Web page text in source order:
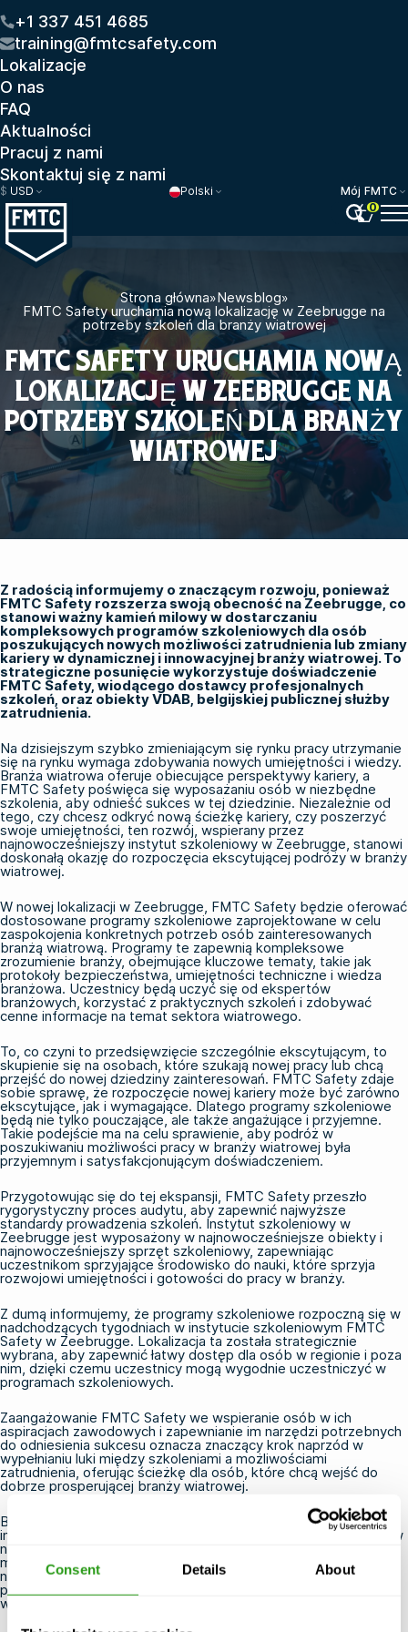
Consent Details About
+1 337 451 4685
training@fmtcsafety.com
Lokalizacje
O nas
FAQ
Aktualności
Pracuj z nami
Skontaktuj się z nami
$ USD Polski
Mój FMTC
0
Strona główna»Newsblog»
FMTC Safety uruchamia nową lokalizację w Zeebrugge na
potrzeby szkoleń dla branży wiatrowej
FMTC SAFETY URUCHAMIA NOWĄ
LOKALIZACJĘ W ZEEBRUGGE NA
POTRZEBY SZKOLEŃ DLA BRANŻY
WIATROWEJ
Z radością informujemy o znaczącym rozwoju, ponieważ
FMTC Safety rozszerza swoją obecność na Zeebrugge, co
stanowi ważny kamień milowy w dostarczaniu
kompleksowych programów szkoleniowych dla osób
poszukujących nowych możliwości zatrudnienia lub zmiany
kariery w dynamicznej i innowacyjnej branży wiatrowej. To
strategiczne posunięcie wykorzystuje doświadczenie
FMTC Safety, wiodącego dostawcy profesjonalnych
szkoleń, oraz obiekty VDAB, belgijskiej publicznej służby
zatrudnienia.
Na dzisiejszym szybko zmieniającym się rynku pracy utrzymanie
się na rynku wymaga zdobywania nowych umiejętności i wiedzy.
Branża wiatrowa oferuje obiecujące perspektywy kariery, a
FMTC Safety poświęca się wyposażaniu osób w niezbędne
szkolenia, aby odnieść sukces w tej dziedzinie. Niezależnie od
tego, czy chcesz odkryć nową ścieżkę kariery, czy poszerzyć
swoje umiejętności, ten rozwój, wspierany przez
najnowocześniejszy instytut szkoleniowy w Zeebrugge, stanowi
doskonałą okazję do rozpoczęcia ekscytującej podróży w branży
wiatrowej.
W nowej lokalizacji w Zeebrugge, FMTC Safety będzie oferować
dostosowane programy szkoleniowe zaprojektowane w celu
zaspokojenia konkretnych potrzeb osób zainteresowanych
branżą wiatrową. Programy te zapewnią kompleksowe
zrozumienie branży, obejmujące kluczowe tematy, takie jak
protokoły bezpieczeństwa, umiejętności techniczne i wiedza
branżowa. Uczestnicy będą uczyć się od ekspertów
branżowych, korzystać z praktycznych szkoleń i zdobywać
cenne informacje na temat sektora wiatrowego.
To, co czyni to przedsięwzięcie szczególnie ekscytującym, to
skupienie się na osobach, które szukają nowej pracy lub chcą
przejść do nowej dziedziny zainteresowań. FMTC Safety zdaje
sobie sprawę, że rozpoczęcie nowej kariery może być zarówno
ekscytujące, jak i wymagające. Dlatego programy szkoleniowe
będą nie tylko pouczające, ale także angażujące i przyjemne.
Takie podejście ma na celu sprawienie, aby podróż w
poszukiwaniu możliwości pracy w branży wiatrowej była
przyjemnym i satysfakcjonującym doświadczeniem.
Przygotowując się do tej ekspansji, FMTC Safety przeszło
rygorystyczny proces audytu, aby zapewnić najwyższe
standardy prowadzenia szkoleń. Instytut szkoleniowy w
Zeebrugge jest wyposażony w najnowocześniejsze obiekty i
najnowocześniejszy sprzęt szkoleniowy, zapewniając
uczestnikom sprzyjające środowisko do nauki, które sprzyja
rozwojowi umiejętności i gotowości do pracy w branży.
Z dumą informujemy, że programy szkoleniowe rozpoczną się w
nadchodzących tygodniach w instytucie szkoleniowym FMTC
Safety w Zeebrugge. Lokalizacja ta została strategicznie
wybrana, aby zapewnić łatwy dostęp dla osób w regionie i poza
nim, dzięki czemu uczestnicy mogą wygodnie uczestniczyć w
programach szkoleniowych.
Zaangażowanie FMTC Safety we wspieranie osób w ich
aspiracjach zawodowych i zapewnianie im narzędzi potrzebnych
do odniesienia sukcesu oznacza znaczący krok naprzód w
wypełnianiu luki między szkoleniami a możliwościami
zatrudnienia, oferując ścieżkę dla osób, które chcą wejść do
dobrze prosperującej branży wiatrowej.
Bądź na bieżąco z kolejnymi aktualizacjami i szczegółowymi
informacjami na temat programów szkoleniowych dostępnych w
nowej lokalizacji w Zeebrugge. Jesteśmy podekscytowani
możliwościami, jakie niesie ze sobą ten rozwój i z
niecierpliwością czekamy na wzmocnienie pozycji osób
posiadających umiejętności i wiedzę, aby rozwijać się w branży
wiatrowej.